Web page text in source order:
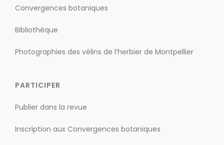
Convergences botaniques
Bibliothèque
Photographies des vélins de l’herbier de Montpellier
PARTICIPER
Publier dans la revue
Inscription aux Convergences botaniques